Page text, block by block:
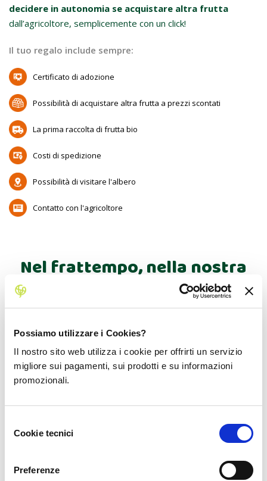
Possiamo utilizzare i Cookies?
Il nostro sito web utilizza i cookie per offrirti un servizio
migliore sui pagamenti, sui prodotti e su informazioni
promozionali.
delCookie tecnici
Preferenze
decidere in autonomia se acquistare altra frutta
dall’agricoltore, semplicemente con un click!
Il tuo regalo include sempre:
Certificato di adozione
Possibilità di acquistare altra frutta a prezzi scontati
La prima raccolta di frutta bio
Costi di spedizione
Possibilità di visitare l'albero
Contatto con l'agricoltore
Nel frattempo, nella nostra
community agricola…